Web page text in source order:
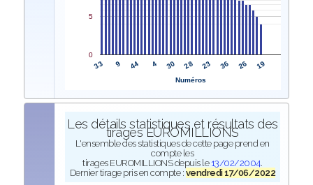
33 9 44 4 30 28 23 36 26 19
0
5
Numéros
Les détails statistiques et résultats des
tirages EUROMILLIONS
L'ensemble des statistiques de cette page prend en
compte les
tirages EUROMILLIONS depuis le 13/02/2004.
Dernier tirage pris en compte : vendredi 17/06/2022